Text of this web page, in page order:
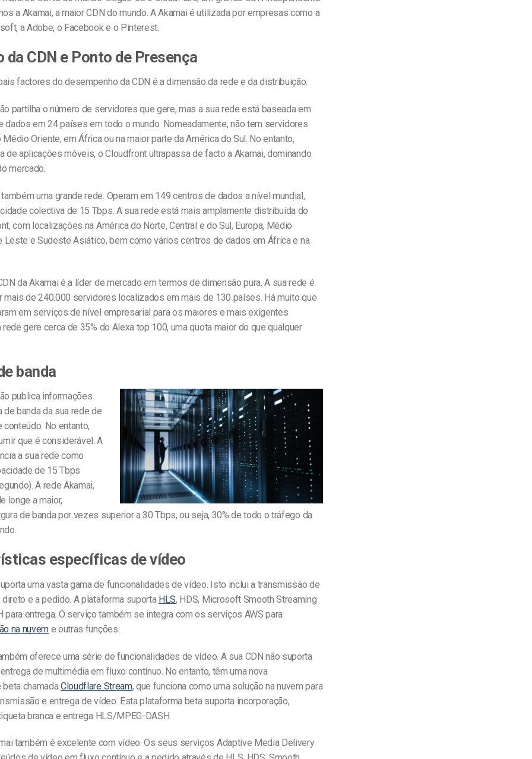
a Akamai, a maior CDN do mundo. A Akamai é utilizada por empresas como a
a Adobe, o Facebook e o Pinterest.
da CDN e Ponto de Presença
factores do desempenho da CDN é a dimensão da rede e da distribuição.
partilha o número de servidores que gere, mas a sua rede está baseada em
dados em 24 países em todo o mundo. Nomeadamente, não tem servidores
Oriente, em África ou na maior parte da América do Sul. No entanto,
de aplicações móveis, o Cloudfront ultrapassa de facto a Akamai, dominando
mercado.
uma grande rede. Operam em 149 centros de dados a nível mundial,
colectiva de 15 Tbps. A sua rede está mais amplamente distribuída do
com localizações na América do Norte, Central e do Sul, Europa, Médio
Leste e Sudeste Asiático, bem como vários centros de dados em África e na
da Akamai é a líder de mercado em termos de dimensão pura. A sua rede é
mais de 240.000 servidores localizados em mais de 130 países. Há muito que
em serviços de nível empresarial para os maiores e mais exigentes
gere cerca de 35% do Alexa top 100, uma quota maior do que qualquer
banda
publica informações
de banda da sua rede de
No entanto,
que é considerável. A
a sua rede como
de 15 Tbps
A rede Akamai,
longe a maior,
de banda por vezes superior a 30 Tbps, ou seja, 30% de todo o tráfego da
específicas de vídeo
uma vasta gama de funcionalidades de vídeo. Isto inclui a transmissão de
e a pedido. A plataforma suporta HLS, HDS, Microsoft Smooth Streaming
para entrega. O serviço também se integra com os serviços AWS para
na nuvem e outras funções.
oferece uma série de funcionalidades de vídeo. A sua CDN não suporta
de multimédia em fluxo contínuo. No entanto, têm uma nova
beta chamadaCloudflare Stream, que funciona como uma solução na nuvem para
e entrega de vídeo. Esta plataforma beta suporta incorporação,
branca e entrega HLS/MPEG-DASH.
também é excelente com vídeo. Os seus serviços Adaptive Media Delivery